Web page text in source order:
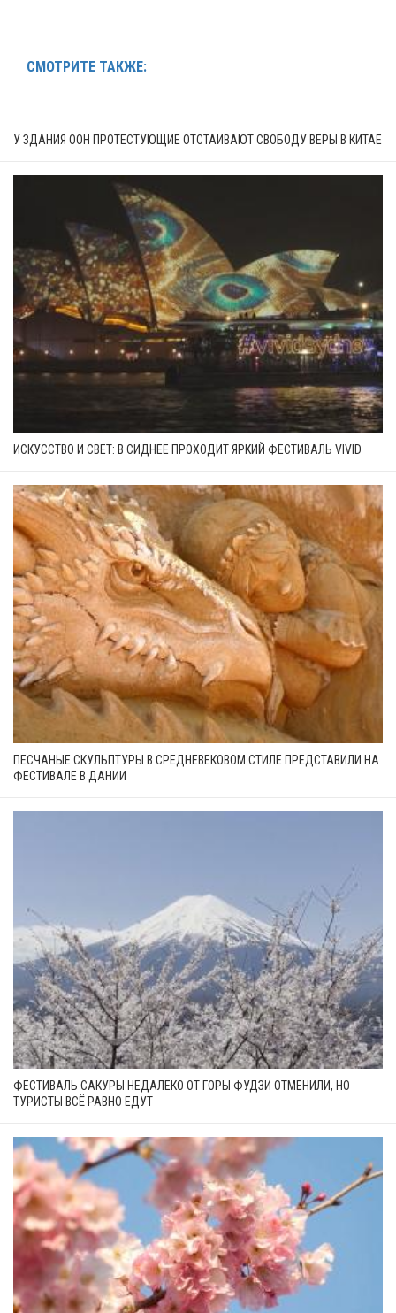
СМОТРИТЕ ТАКЖЕ:
У ЗДАНИЯ ООН ПРОТЕСТУЮЩИЕ ОТСТАИВАЮТ СВОБОДУ ВЕРЫ В КИТАЕ
ИСКУССТВО И СВЕТ: В СИДНЕЕ ПРОХОДИТ ЯРКИЙ ФЕСТИВАЛЬ VIVID
ПЕСЧАНЫЕ СКУЛЬПТУРЫ В СРЕДНЕВЕКОВОМ СТИЛЕ ПРЕДСТАВИЛИ НА
ФЕСТИВАЛЕ В ДАНИИ
ФЕСТИВАЛЬ САКУРЫ НЕДАЛЕКО ОТ ГОРЫ ФУДЗИ ОТМЕНИЛИ, НО
ТУРИСТЫ ВСЁ РАВНО ЕДУТ